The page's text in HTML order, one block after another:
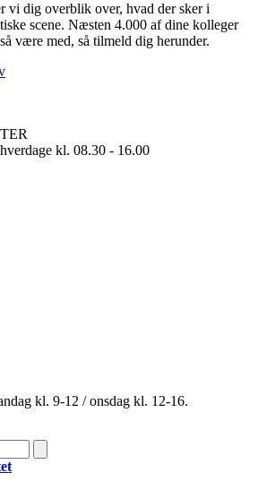
vi dig overblik over, hvad der sker i
scene. Næsten 4.000 af dine kolleger
være med, så tilmeld dig herunder.
kl. 08.30 - 16.00
kl. 9-12 / onsdag kl. 12-16.